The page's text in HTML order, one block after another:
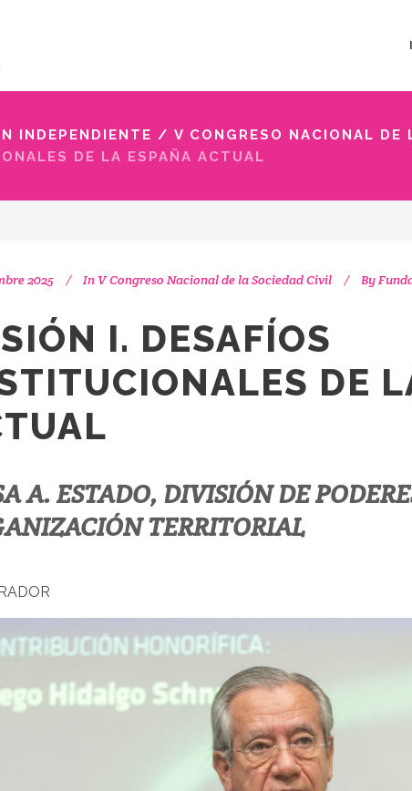
INDEPENDIENTE / V CONGRESO NACIONAL DE
DE LA ESPAÑA ACTUAL
2025 In V Congreso Nacional de la Sociedad Civil By
I. DESAFÍOS
DE
A. ESTADO, DIVISIÓN DE
TERRITORIAL